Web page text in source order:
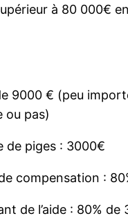
à 80 000€
9000 € (peu
ou pas)
de piges : 3000€
compensation :
de l’aide : 80%